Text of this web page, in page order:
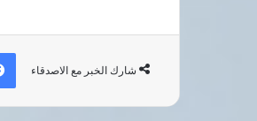
شارك الخبر مع الاصدقاء